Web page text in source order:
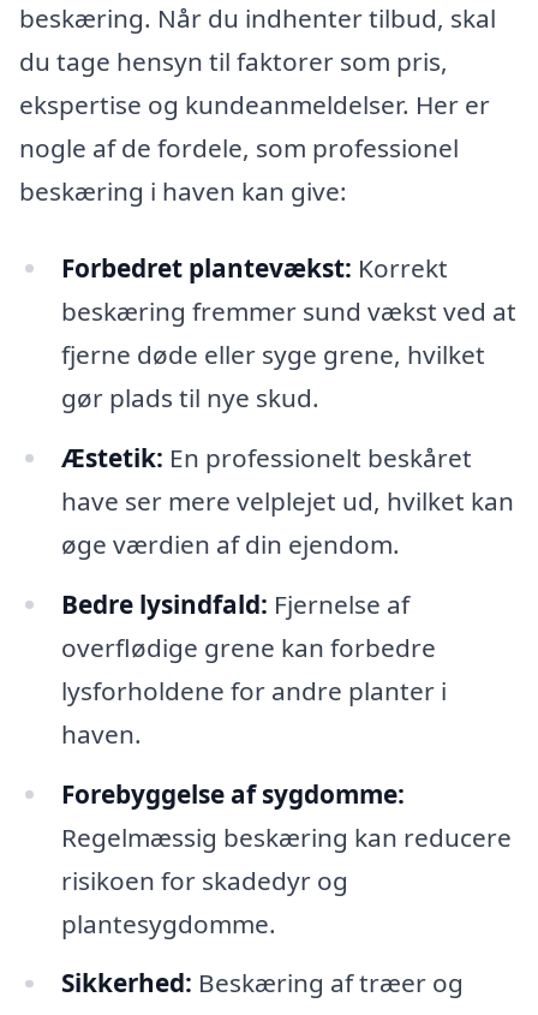
beskæring. Når du indhenter tilbud, skal
du tage hensyn til faktorer som pris,
ekspertise og kundeanmeldelser. Her er
nogle af de fordele, som professionel
beskæring i haven kan give:
Forbedret plantevækst: Korrekt
beskæring fremmer sund vækst ved at
fjerne døde eller syge grene, hvilket
gør plads til nye skud.
Æstetik: En professionelt beskåret
have ser mere velplejet ud, hvilket kan
øge værdien af din ejendom.
Bedre lysindfald: Fjernelse af
overflødige grene kan forbedre
lysforholdene for andre planter i
haven.
Forebyggelse af sygdomme:
Regelmæssig beskæring kan reducere
risikoen for skadedyr og
plantesygdomme.
Sikkerhed: Beskæring af træer og